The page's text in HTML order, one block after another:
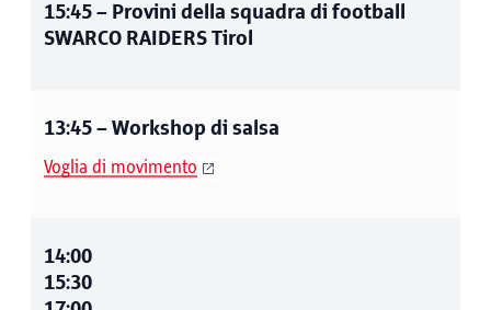
15:45– Provini della squadra di football
SWARCO RAIDERS Tirol
13:45– Workshop di salsa
Voglia di movimento
14:00
15:30